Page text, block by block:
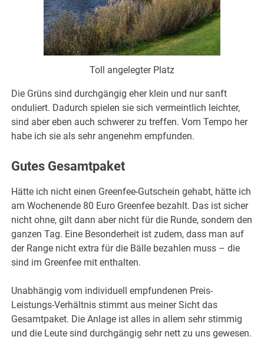
Toll angelegter Platz
Die Grüns sind durchgängig eher klein und nur sanft
onduliert. Dadurch spielen sie sich vermeintlich leichter,
sind aber eben auch schwerer zu treffen. Vom Tempo her
habe ich sie als sehr angenehm empfunden.
Gutes Gesamtpaket
Hätte ich nicht einen Greenfee-Gutschein gehabt, hätte ich
am Wochenende 80 Euro Greenfee bezahlt. Das ist sicher
nicht ohne, gilt dann aber nicht für die Runde, sondern den
ganzen Tag. Eine Besonderheit ist zudem, dass man auf
der Range nicht extra für die Bälle bezahlen muss – die
sind im Greenfee mit enthalten.
Unabhängig vom individuell empfundenen Preis-
Leistungs-Verhältnis stimmt aus meiner Sicht das
Gesamtpaket. Die Anlage ist alles in allem sehr stimmig
und die Leute sind durchgängig sehr nett zu uns gewesen.